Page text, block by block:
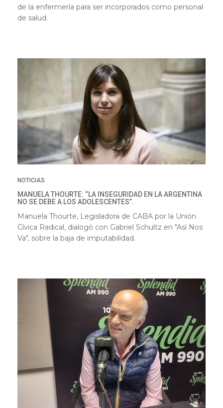
de la enfermería para ser incorporados como personal
de salud.
NOTICIAS
MANUELA THOURTE: “LA INSEGURIDAD EN LA ARGENTINA
NO SE DEBE A LOS ADOLESCENTES”.
Manuela Thourte, Legisladora de CABA por la Unión
Cívica Radical, dialogó con Gabriel Schultz en "Así Nos
Va", sobre la baja de imputabilidad.